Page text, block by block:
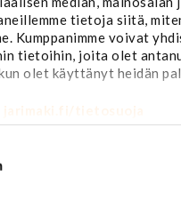
tietoja siitä,
Kumppanimme voivat
tietoihin, joita olet
olet käyttänyt heidän
jarimaki.fi/tietosuoja
Alapallonivelet
Yläpallonivelet
Raidetangonpäät sisempi
Raidetangonpäät ulompi
Polttoaine- ja ilmanottolaitteet
Suodattimet